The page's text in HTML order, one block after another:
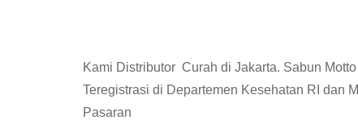
Kami Distributor Curah di Jakarta. Sabun
Teregistrasi di Departemen Kesehatan RI dan
Pasaran